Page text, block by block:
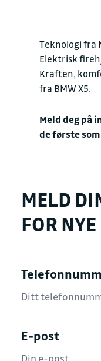
Teknologi fra
Elektrisk
Kraften,
fra BMW X5.
Meld deg på
de første
MELD
FOR
E-post